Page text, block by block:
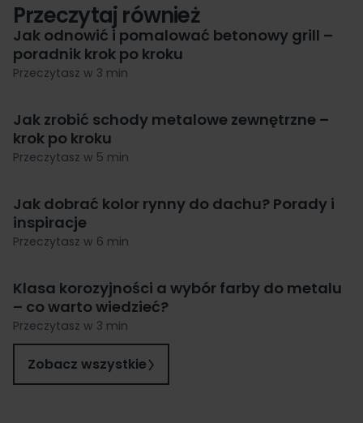
Przeczytaj również
Jak odnowić i pomalować betonowy grill –
poradnik krok po kroku
Przeczytasz w 3 min
Jak zrobić schody metalowe zewnętrzne –
krok po kroku
Przeczytasz w 5 min
Jak dobrać kolor rynny do dachu? Porady i
inspiracje
Przeczytasz w 6 min
Klasa korozyjności a wybór farby do metalu
– co warto wiedzieć?
Przeczytasz w 3 min
Zobacz wszystkie